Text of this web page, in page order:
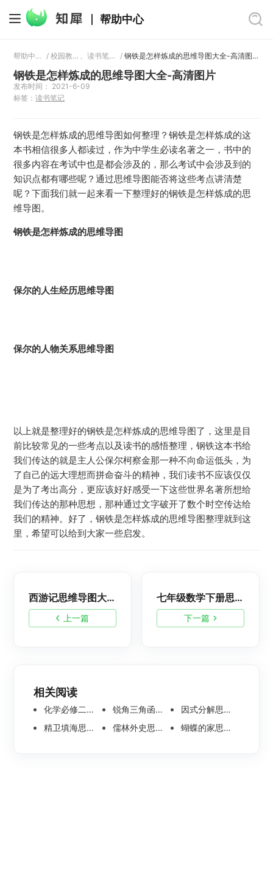
帮助中心
帮助中心 / 校园教育 、 读书笔记 / 钢铁是怎样炼成的思维导图大全-高清图片
钢铁是怎样炼成的思维导图大全-高清图片
发布时间： 2021-6-09
标签：读书笔记
钢铁是怎样炼成的思维导图如何整理？钢铁是怎样炼成的这
本书相信很多人都读过，作为中学生必读名著之一，书中的
很多内容在考试中也是都会涉及的，那么考试中会涉及到的
知识点都有哪些呢？通过思维导图能否将这些考点讲清楚
呢？下面我们就一起来看一下整理好的钢铁是怎样炼成的思
维导图。
钢铁是怎样炼成的思维导图
保尔的人生经历思维导图
保尔的人物关系思维导图
以上就是整理好的钢铁是怎样炼成的思维导图了，这里是目
前比较常见的一些考点以及读书的感悟整理，钢铁这本书给
我们传达的就是主人公保尔柯察金那一种不向命运低头，为
了自己的远大理想而拼命奋斗的精神，我们读书不应该仅仅
是为了考出高分，更应该好好感受一下这些世界名著所想给
我们传达的那种思想，那种通过文字破开了数个时空传达给
我们的精神。好了，钢铁是怎样炼成的思维导图整理就到这
里，希望可以给到大家一些启发。
上一篇
西游记思维导图大全-简单漂亮
下一篇
七年级数学下册思维导图，初一数学知识框架图
相关阅读
化学必修二思维导图合集，高中高清化学思维导图整理 锐角三角函数思维导图 | 数学思维导图分享
因式分解思维导图高清版-数学思维导图模板分享
精卫填海思维导图怎么画？高清版精卫填海思维导图模板分享
儒林外史思维导图大全|高清版免费思维导图模板 蝴蝶的家思维导图怎么画？高清版蝴蝶的家思维导图分享